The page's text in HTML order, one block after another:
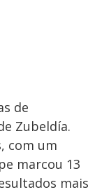
de
Zubeldía.
com um
marcou 13
mais